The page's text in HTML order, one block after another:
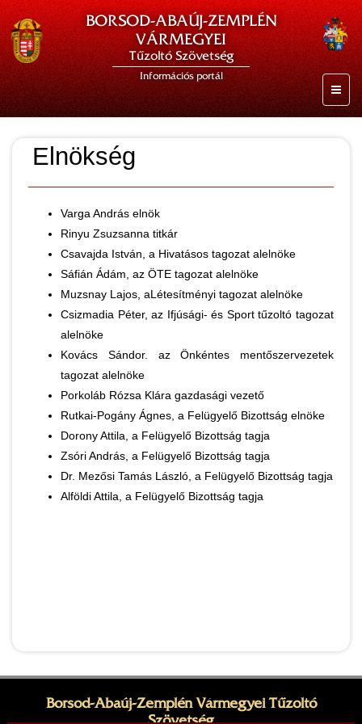
BORSOD-ABAÚJ-ZEMPLÉN
VÁRMEGYEI
Tűzoltó Szövetség
Információs portál
Elnökség
Varga András elnök
Rinyu Zsuzsanna titkár
Csavajda István, a Hivatásos tagozat alelnöke
Sáfián Ádám, az ÖTE tagozat alelnöke
Muzsnay Lajos, aLétesítményi tagozat alelnöke
Csizmadia Péter, az Ifjúsági- és Sport tűzoltó tagozat
alelnöke
Kovács Sándor. az Önkéntes mentőszervezetek
tagozat alelnöke
Porkoláb Rózsa Klára gazdasági vezető
Rutkai-Pogány Ágnes, a Felügyelő Bizottság elnöke
Dorony Attila, a Felügyelő Bizottság tagja
Zsóri András, a Felügyelő Bizottság tagja
Dr. Mezősi Tamás László, a Felügyelő Bizottság tagja
Alföldi Attila, a Felügyelő Bizottság tagja
Borsod-Abaúj-Zemplén Vármegyei Tűzoltó
Szövetség